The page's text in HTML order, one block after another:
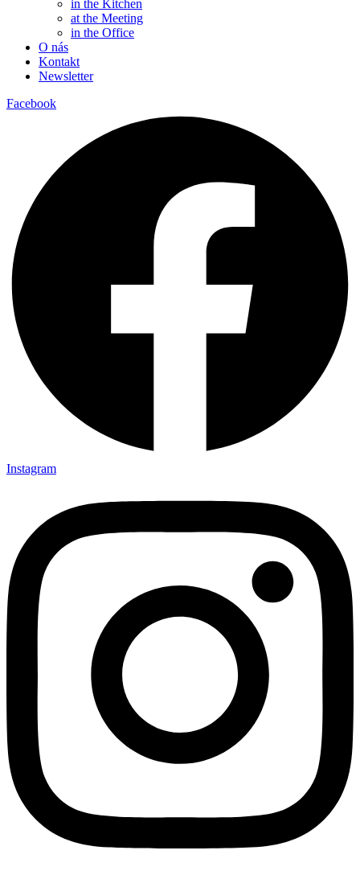
in the Kitchen
at the Meeting
in the Office
O nás
Kontakt
Newsletter
Facebook
Instagram